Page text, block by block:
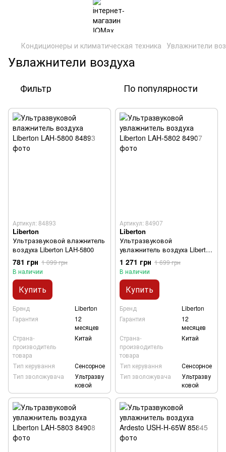
Кондиционеры и климатическая техника Увлажнители
Увлажнители воздуха
Фильтр По популярности
Артикул: 84893
Liberton
Ультразвуковой влажнитель
воздуха Liberton LAH-5800
781 грн 1 099 грн
В наличии
Купить
Бренд
Liberton
Гарантия
12
месяцев
Страна-
производитель
товара
Китай
Тип керування
Сенсорное
Тип зволожувача
Ультразву
ковой
Артикул: 84907
Liberton
Ультразвуковой
увлажнитель воздуха Liberton
LAH-5802
1 271 грн 1 699 грн
В наличии
Купить
Бренд
Liberton
Гарантия
12
месяцев
Страна-
производитель
товара
Китай
Тип керування
Сенсорное
Тип зволожувача
Ультразву
ковой